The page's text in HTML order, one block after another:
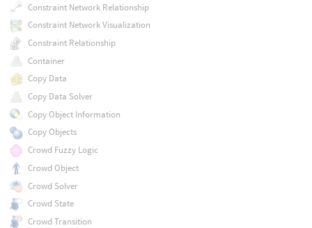
Constraint Network Relationship
Constraint Network Visualization
Constraint Relationship
Container
Copy Data
Copy Data Solver
Copy Object Information
Copy Objects
Crowd Fuzzy Logic
Crowd Object
Crowd Solver
Crowd State
Crowd Transition